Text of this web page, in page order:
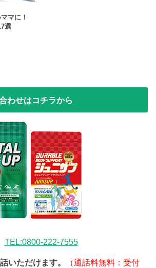
マに！
選
わせはコチラから
TEL:0800-222-7555
いただけます。
（通話料無料：受付